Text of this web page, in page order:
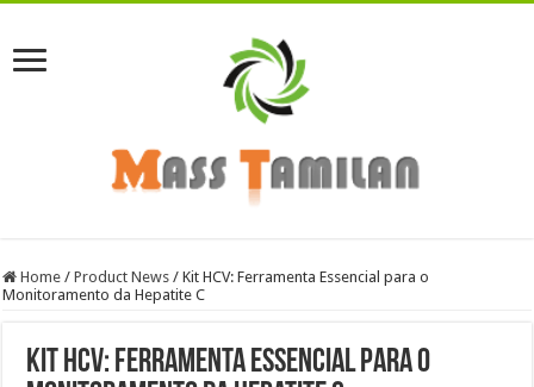
Home / Product News / Kit HCV: Ferramenta Essencial para o
Monitoramento da Hepatite C
Kit HCV: Ferramenta Essencial para o